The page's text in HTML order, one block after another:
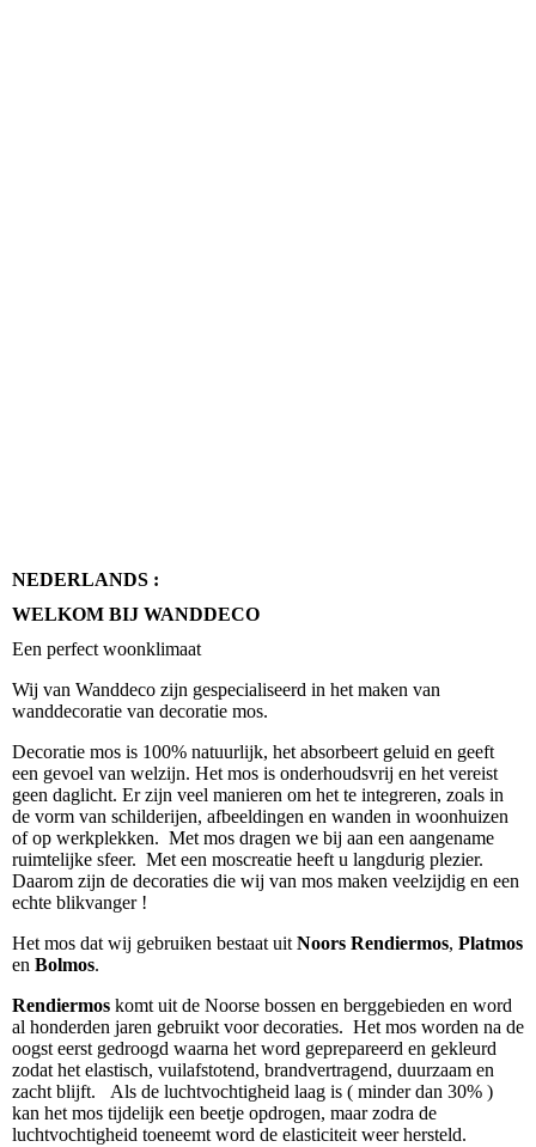
NEDERLANDS :
WELKOM BIJ WANDDECO
Een perfect woonklimaat
Wij van Wanddeco zijn gespecialiseerd in het maken van
wanddecoratie van decoratie mos.
Decoratie mos is 100% natuurlijk, het absorbeert geluid en geeft
een gevoel van welzijn. Het mos is onderhoudsvrij en het vereist
geen daglicht. Er zijn veel manieren om het te integreren, zoals in
de vorm van schilderijen, afbeeldingen en wanden in woonhuizen
of op werkplekken. Met mos dragen we bij aan een aangename
ruimtelijke sfeer. Met een moscreatie heeft u langdurig plezier.
Daarom zijn de decoraties die wij van mos maken veelzijdig en een
echte blikvanger !
Het mos dat wij gebruiken bestaat uit Noors Rendiermos, Platmos
en Bolmos.
Rendiermos komt uit de Noorse bossen en berggebieden en word
al honderden jaren gebruikt voor decoraties. Het mos worden na de
oogst eerst gedroogd waarna het word geprepareerd en gekleurd
zodat het elastisch, vuilafstotend, brandvertragend, duurzaam en
zacht blijft. Als de luchtvochtigheid laag is ( minder dan 30% )
kan het mos tijdelijk een beetje opdrogen, maar zodra de
luchtvochtigheid toeneemt word de elasticiteit weer hersteld.